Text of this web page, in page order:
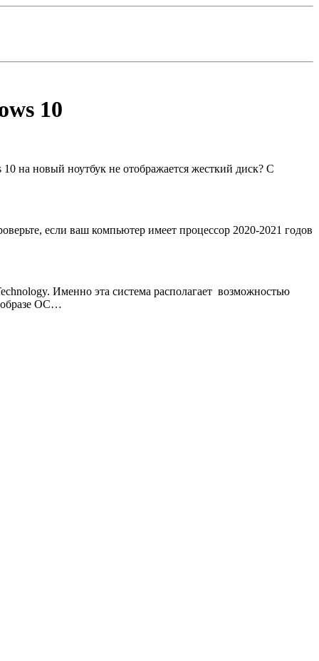
10
на новый ноутбук не отображается жесткий диск? С
если ваш компьютер имеет процессор 2020-2021 годов
Именно эта система располагает возможностью
образе ОС…